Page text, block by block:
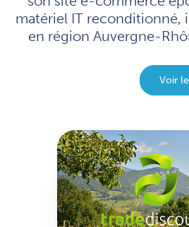
matériel IT reconditionné,
en région Auvergne-
Voir